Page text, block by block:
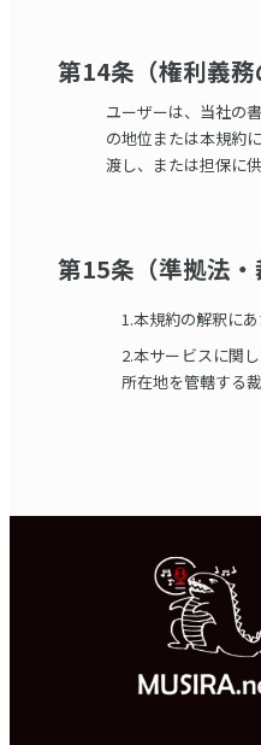
第14条（権利義務
ユーザーは、当社の
の地位または本規約
渡し、または担保に
第15条（準拠法・
1.本規約の解釈に
2.本サービスに関
所在地を管轄する